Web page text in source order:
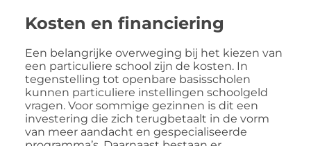
Kosten en financiering
Een belangrijke overweging bij het kiezen van
een particuliere school zijn de kosten. In
tegenstelling tot openbare basisscholen
kunnen particuliere instellingen schoolgeld
vragen. Voor sommige gezinnen is dit een
investering die zich terugbetaalt in de vorm
van meer aandacht en gespecialiseerde